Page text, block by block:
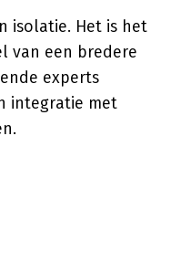
isolatie. Het is het
van een bredere
experts
integratie met